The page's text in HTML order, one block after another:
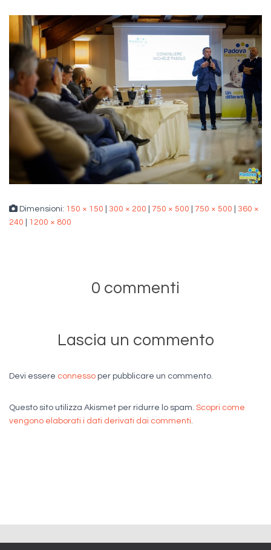
Dimensioni: 150 × 150 300 × 200 750 × 500 750 × 500
360 ×
240
1200 × 800
0 commenti
Lascia un commento
Devi essere connesso per pubblicare un commento.
Questo sito utilizza Akismet per ridurre lo spam. Scopri come
vengono elaborati i dati derivati dai commenti